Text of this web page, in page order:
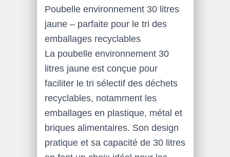
Poubelle environnement 30 litres
jaune – parfaite pour le tri des
emballages recyclables
La poubelle environnement 30
litres jaune est conçue pour
faciliter le tri sélectif des déchets
recyclables, notamment les
emballages en plastique, métal et
briques alimentaires. Son design
pratique et sa capacité de 30 litres